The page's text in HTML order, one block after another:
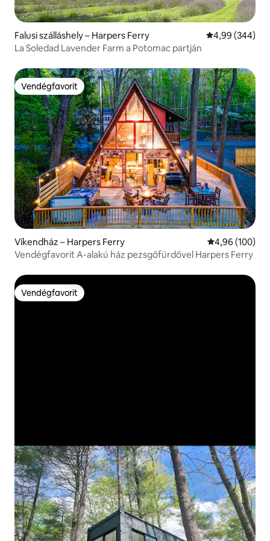
Falusi szálláshely – Harpers Ferry Átlagos
4,99 (344)
La Soledad Lavender Farm a Potomac partján
Vendégfavorit
Vendégfavorit
Víkendház – Harpers Ferry Átlagos
4,96 (100)
Vendégfavorit A-alakú ház pezsgőfürdővel Harpers Ferry
Vendégfavorit
Vendégfavorit